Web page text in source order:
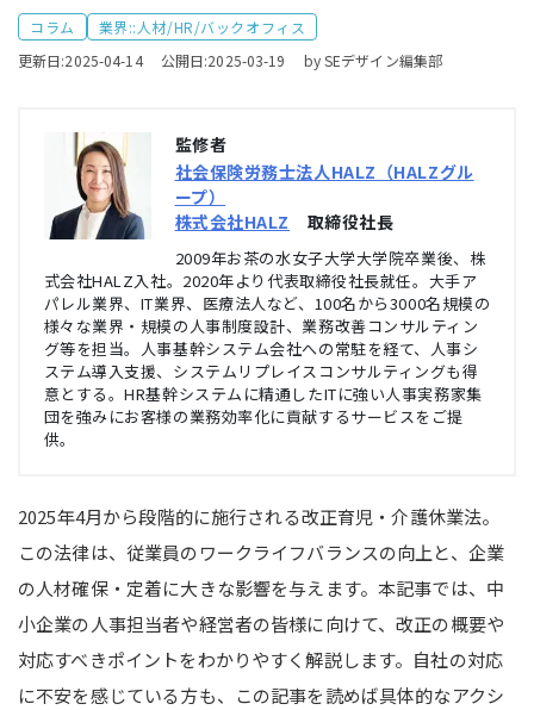
コラム
業界::人材/HR/バックオフィス
更新日:2025-04-14
公開日:2025-03-19 by SEデザイン編集部
監修者
社会保険労務士法人HALZ（HALZグル
ープ）
株式会社HALZ 取締役社長
2009年お茶の水女子大学大学院卒業後、株
式会社HALZ入社。2020年より代表取締役社長就任。大手ア
パレル業界、IT業界、医療法人など、100名から3000名規模の
様々な業界・規模の人事制度設計、業務改善コンサルティン
グ等を担当。人事基幹システム会社への常駐を経て、人事シ
ステム導入支援、システムリプレイスコンサルティングも得
意とする。HR基幹システムに精通したITに強い人事実務家集
団を強みにお客様の業務効率化に貢献するサービスをご提
供。
2025年4月から段階的に施行される改正育児・介護休業法。
この法律は、従業員のワークライフバランスの向上と、企業
の人材確保・定着に大きな影響を与えます。本記事では、中
小企業の人事担当者や経営者の皆様に向けて、改正の概要や
対応すべきポイントをわかりやすく解説します。自社の対応
に不安を感じている方も、この記事を読めば具体的なアクシ